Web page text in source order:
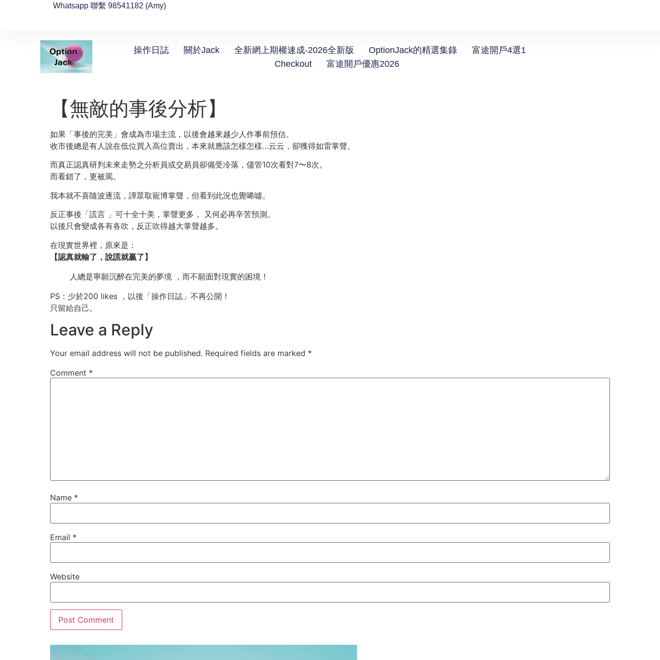
Whatsapp 聯繫 98541182 (Amy)
操作日誌 關於Jack 全新網上期權速成-2026全新版 OptionJack的精選集錄
富途開戶4選1
Checkout
富途開戶優惠2026
【無敵的事後分析】
如果「事後的完美」會成為市場主流，以後會越來越少人作事前預估。
收市後總是有人說在低位買入高位賣出，本來就應該怎樣怎樣…云云，卻獲得如雷掌聲。
而真正認真研判未來走勢之分析員或交易員卻備受冷落，儘管10次看對7〜8次。
而看錯了，更被罵。
我本就不喜隨波逐流，譁眾取寵博掌聲，但看到此況也覺唏噓。
反正事後「謊言 」可十全十美，掌聲更多， 又何必再辛苦預測。
以後只會變成各有各吹，反正吹得越大掌聲越多。
在現實世界裡，原來是：
【認真就輸了，說謊就贏了】
人總是寧願沉醉在完美的夢境 ，而不願面對現實的困境！
PS：少於200 likes ，以後「操作日誌」不再公開！
只留給自己。
Leave a Reply
Your email address will not be published. Required fields are marked *
Comment *
Name *
Email *
Website